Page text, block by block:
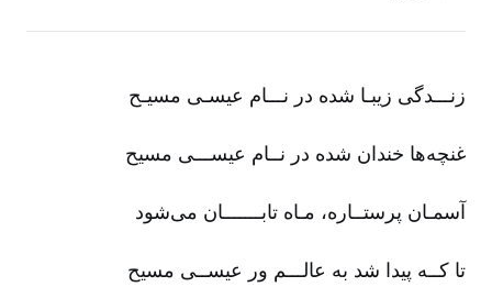
زنـــدگی زیبـا شده در نـــام عیسـی مسیـح
غنچه‌ها خندان شده در نــام عیســـی مسیح‌
آسمـان پرستــاره‌، مـاه تابـــــــان می‌شود
تا کــه پیدا شد به عالـــم ور عیســی مسیح‌